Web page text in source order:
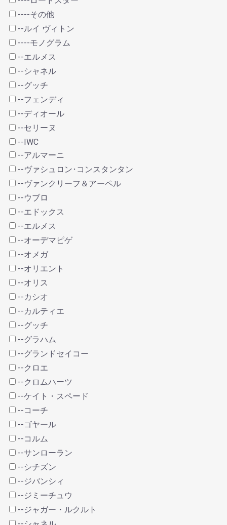
----その他
--ルイ ヴィトン
----モノグラム
--エルメス
--シャネル
--グッチ
--フェンディ
--ディオール
--セリーヌ
--IWC
--アルマーニ
--ヴァシュロン･コンスタンタン
--ヴァンクリーフ＆アーペル
--ウブロ
--エドックス
--エルメス
--オーデマピゲ
--オメガ
--オリエント
--オリス
--カシオ
--カルティエ
--グッチ
--グラハム
--グランドセイコー
--クロエ
--クロムハーツ
--ケイト・スペード
--コーチ
--ゴヤール
--コルム
--サンローラン
--シチズン
--ジバンシィ
--ジミーチュウ
--ジャガー・ルクルト